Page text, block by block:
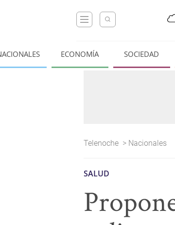
ECONOMÍA SOCIEDAD
Telenoche > Nacionales
SALUD